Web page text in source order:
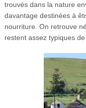
trouvés dans la nature
davantage destinées à
nourriture. On retrouve
restent assez typiques